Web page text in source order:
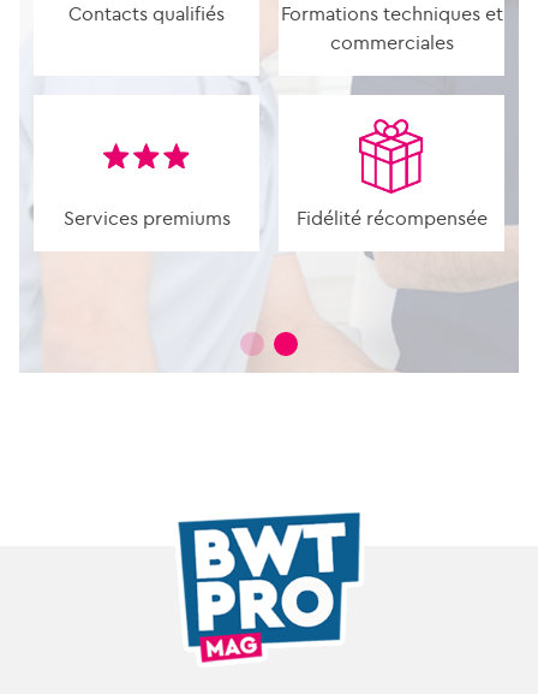
et bénéficiez
d'avantages exclusifs
Contacts qualifiés
Formations techniques et
commerciales
Services premiums Fidélité récompensée